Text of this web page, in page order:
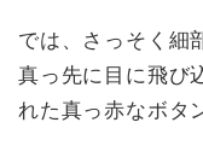
では、さっそく細
真っ先に目に飛び
れた真っ赤なボタ